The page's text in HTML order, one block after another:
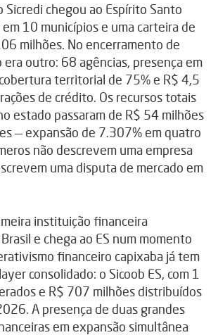
Sicredi chegou ao Espírito Santo
em 10 municípios e uma carteira de
milhões. No encerramento de
outro: 68 agências, presença em
territorial de 75% e R$ 4,5
de crédito. Os recursos totais
estado passaram de R$ 54 milhões
— expansão de 7.307% em quatro
não descrevem uma empresa
uma disputa de mercado em
instituição financeira
e chega ao ES num momento
financeiro capixaba já tem
consolidado: o Sicoob ES, com 1
e R$ 707 milhões distribuídos
A presença de duas grandes
em expansão simultânea